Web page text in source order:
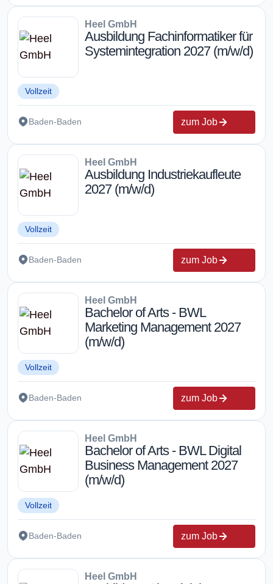
Heel GmbH
Ausbildung Fachinformatiker für
Systemintegration 2027 (m/w/d)
Vollzeit
Baden-Baden zum Job
Heel GmbH
Ausbildung Industriekaufleute
2027 (m/w/d)
Vollzeit
Baden-Baden zum Job
Heel GmbH
Bachelor of Arts - BWL
Marketing Management 2027
(m/w/d)
Vollzeit
Baden-Baden zum Job
Heel GmbH
Bachelor of Arts - BWL Digital
Business Management 2027
(m/w/d)
Vollzeit
Baden-Baden zum Job
Heel GmbH